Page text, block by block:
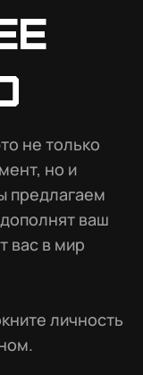
не только
но и
предлагаем
ваш
вас в мир
личность